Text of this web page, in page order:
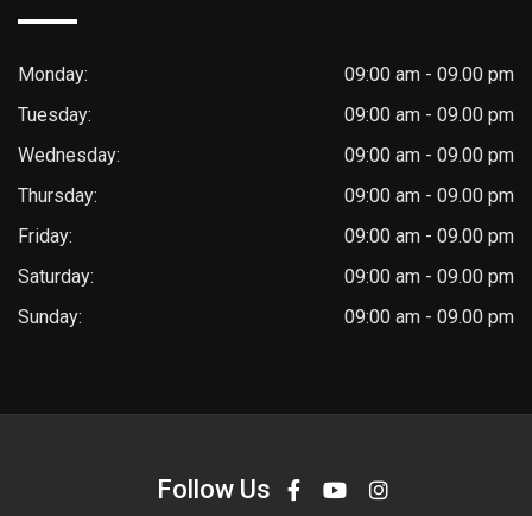
Monday:
09:00 am - 09.00 pm
Tuesday:
09:00 am - 09.00 pm
Wednesday:
09:00 am - 09.00 pm
Thursday:
09:00 am - 09.00 pm
Friday:
09:00 am - 09.00 pm
Saturday:
09:00 am - 09.00 pm
Sunday:
09:00 am - 09.00 pm
Follow Us